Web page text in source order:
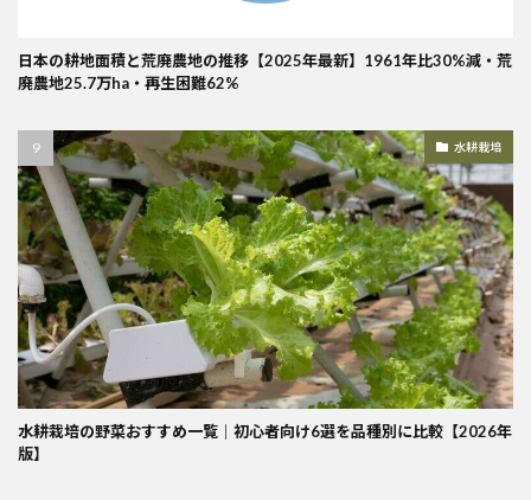
日本の耕地面積と荒廃農地の推移【2025年最新】1961年比30%減・荒
廃農地25.7万ha・再生困難62%
水耕栽培
水耕栽培の野菜おすすめ一覧｜初心者向け6選を品種別に比較【2026年
版】